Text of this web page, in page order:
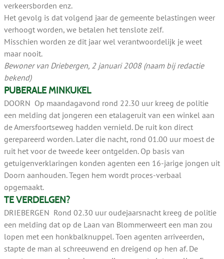
verkeersborden enz.
Het gevolg is dat volgend jaar de gemeente belastingen weer
verhoogt worden, we betalen het tenslote zelf.
Misschien worden ze dit jaar wel verantwoordelijk je weet
maar nooit.
Bewoner van Driebergen, 2 januari 2008 (naam bij redactie
bekend)
PUBERALE MINKUKEL
DOORN Op maandagavond rond 22.30 uur kreeg de politie
een melding dat jongeren een etalageruit van een winkel aan
de Amersfoortseweg hadden vernield. De ruit kon direct
gerepareerd worden. Later die nacht, rond 01.00 uur moest de
ruit het voor de tweede keer ontgelden. Op basis van
getuigenverklaringen konden agenten een 16-jarige jongen uit
Doorn aanhouden. Tegen hem wordt proces-verbaal
opgemaakt.
TE VERDELGEN?
DRIEBERGEN Rond 02.30 uur oudejaarsnacht kreeg de politie
een melding dat op de Laan van Blommerweert een man zou
lopen met een honkbalknuppel. Toen agenten arriveerden,
stapte de man al schreeuwend en dreigend op hen af. De